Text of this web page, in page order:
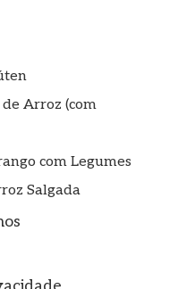
Arroz (com
com Legumes
Salgada